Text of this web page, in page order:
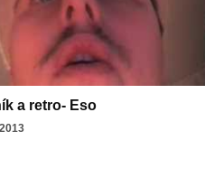
a retro- Eso